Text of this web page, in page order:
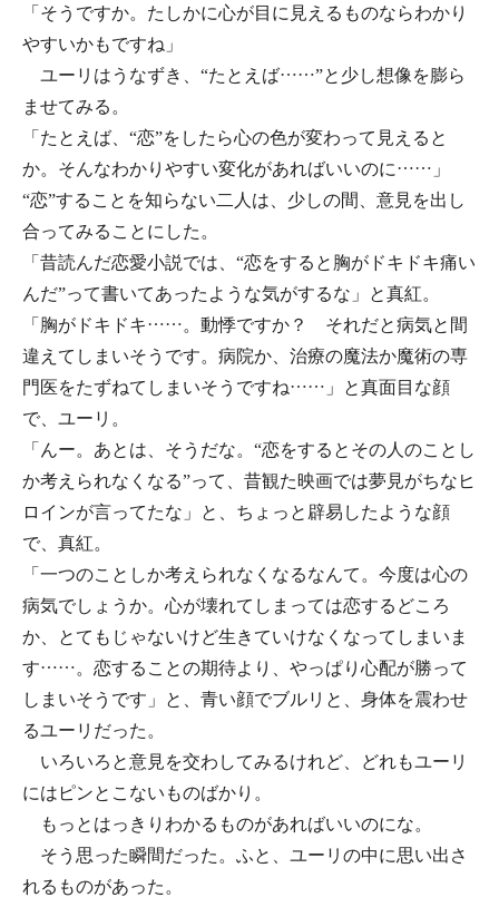
「そうですか。たしかに心が目に見えるものならわかり
やすいかもですね」
ユーリはうなずき、“たとえば……”と少し想像を膨ら
ませてみる。
「たとえば、“恋”をしたら心の色が変わって見えると
か。そんなわかりやすい変化があればいいのに……」
“恋”することを知らない二人は、少しの間、意見を出し
合ってみることにした。
「昔読んだ恋愛小説では、“恋をすると胸がドキドキ痛い
んだ”って書いてあったような気がするな」と真紅。
「胸がドキドキ……。動悸ですか？ それだと病気と間
違えてしまいそうです。病院か、治療の魔法か魔術の専
門医をたずねてしまいそうですね……」と真面目な顔
で、ユーリ。
「んー。あとは、そうだな。“恋をするとその人のことし
か考えられなくなる”って、昔観た映画では夢見がちなヒ
ロインが言ってたな」と、ちょっと辟易したような顔
で、真紅。
「一つのことしか考えられなくなるなんて。今度は心の
病気でしょうか。心が壊れてしまっては恋するどころ
か、とてもじゃないけど生きていけなくなってしまいま
す……。恋することの期待より、やっぱり心配が勝って
しまいそうです」と、青い顔でブルリと、身体を震わせ
るユーリだった。
いろいろと意見を交わしてみるけれど、どれもユーリ
にはピンとこないものばかり。
もっとはっきりわかるものがあればいいのにな。
そう思った瞬間だった。ふと、ユーリの中に思い出さ
れるものがあった。